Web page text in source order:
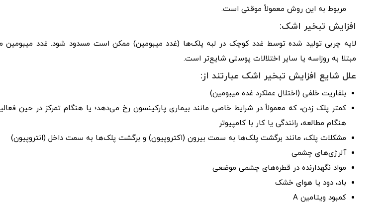
مربوط به این روش معمولاً موقتی است.
افزایش تبخیر اشک:
لایه چربی تولید شده توسط غدد کوچک در لبه پلک‌ها (غدد میبومین) ممکن است مسدود شود. غدد میبومین
مبتلا به روزاسه یا سایر اختلالات پوستی شایع‌تر است.
علل شایع افزایش تبخیر اشک عبارتند از:
بلفاریت خلفی (اختلال عملکرد غده میبومین)
کمتر پلک زدن، که معمولاً در شرایط خاصی مانند بیماری پارکینسون رخ می‌دهد؛ یا هنگام تمرکز در حین
هنگام مطالعه، رانندگی یا کار با کامپیوتر
مشکلات پلک، مانند برگشت پلک‌ها به سمت بیرون (اکتروپیون) و برگشت پلک‌ها به سمت داخل (انتروپیون)
آلرژی‌های چشمی
مواد نگهدارنده در قطره‌های چشمی موضعی
باد، دود یا هوای خشک
کمبود ویتامین A